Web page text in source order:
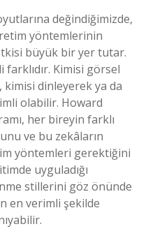
değindiğimizde,
yöntemlerinin
büyük bir yer tutar.
Kimisi görsel
dinleyerek ya da
olabilir. Howard
her bireyin farklı
ve bu zekâların
yöntemleri gerektiğini
uyguladığı
stillerini göz önünde
en verimli şekilde